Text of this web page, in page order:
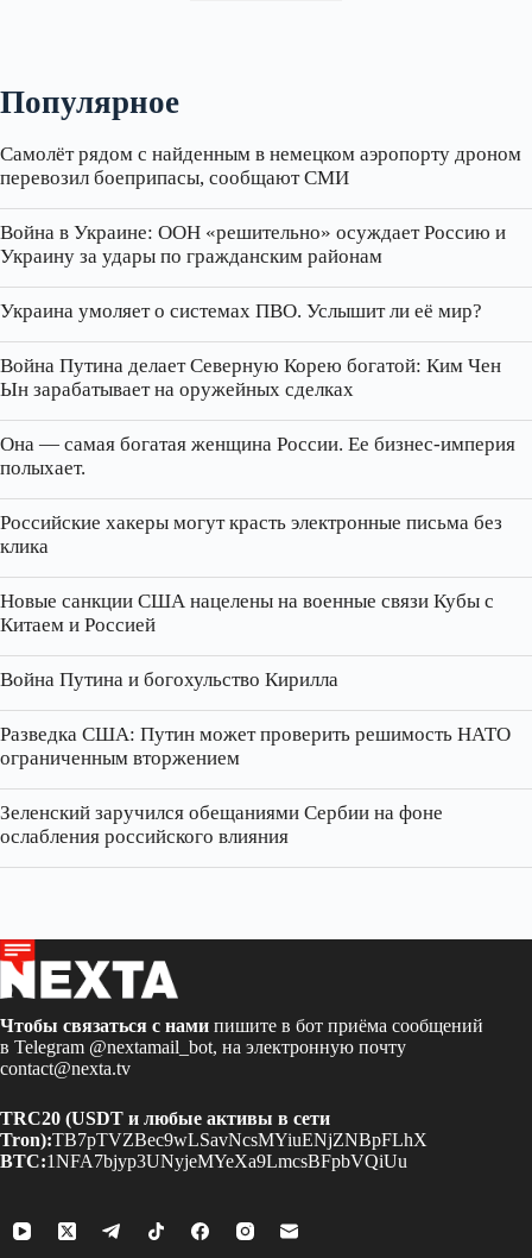
Популярное
Самолёт рядом с найденным в немецком аэропорту дроном
перевозил боеприпасы, сообщают СМИ
Война в Украине: ООН «решительно» осуждает Россию и
Украину за удары по гражданским районам
Украина умоляет о системах ПВО. Услышит ли её мир?
Война Путина делает Северную Корею богатой: Ким Чен
Ын зарабатывает на оружейных сделках
Она — самая богатая женщина России. Ее бизнес‑империя
полыхает.
Российские хакеры могут красть электронные письма без
клика
Новые санкции США нацелены на военные связи Кубы с
Китаем и Россией
Война Путина и богохульство Кирилла
Разведка США: Путин может проверить решимость НАТО
ограниченным вторжением
Зеленский заручился обещаниями Сербии на фоне
ослабления российского влияния
Чтобы связаться с нами пишите в бот приёма сообщений
в Telegram @nextamail_bot, на электронную почту
contact@nexta.tv
TRC20 (USDT и любые активы в сети
Tron):TB7pTVZBec9wLSavNcsMYiuENjZNBpFLhX
BTC:1NFA7bjyp3UNyjeMYeXa9LmcsBFpbVQiUu